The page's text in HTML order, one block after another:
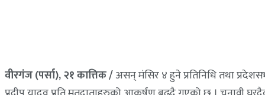
वीरगंज (पर्सा), २१ कात्तिक /असन् मंसिर ४ हुने प्रतिनिधि तथा